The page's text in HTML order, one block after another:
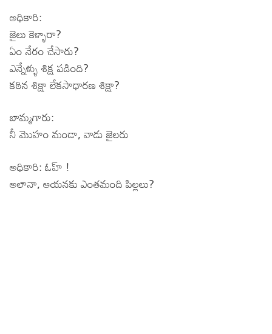
అధికారి:
జైలు కెళ్ళారా?
ఏం నేరం చేసారు?
ఎన్నేళ్ళు శిక్ష పడింది?
కఠిన శిక్షా లేకసాధారణ శిక్షా?
బామ్మగారు:
నీ మెుహం మండా, వాడు జైలరు
అధికారి: ఓహ్ !
అలానా, ఆయనకు ఎంతమంది పిల్లలు?